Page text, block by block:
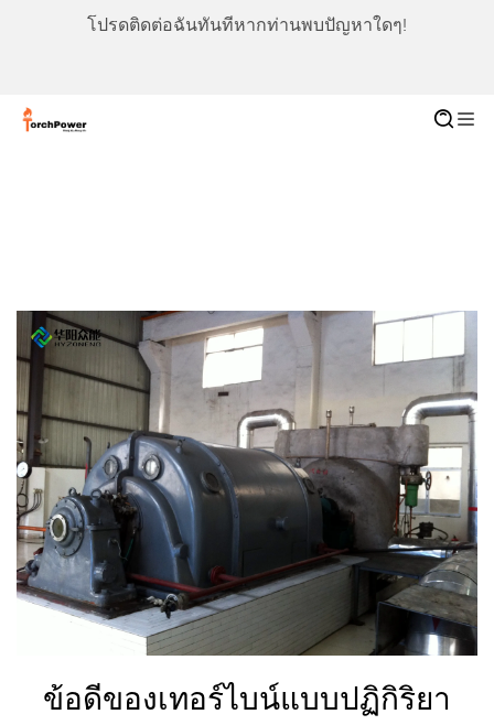
โปรดติดต่อฉันทันทีหากท่านพบปัญหาใดๆ!
ข้อดีของเทอร์ไบน์แบบปฏิกิริยา